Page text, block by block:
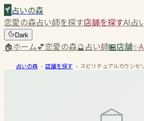
占いの森
恋愛の森占い師を探す店舗を探すAI占
Dark
🏠ホーム💕恋愛の森🔮占い師🏪店舗✨
占いの森 › 店舗を探す › スピリチュアルカウンセ